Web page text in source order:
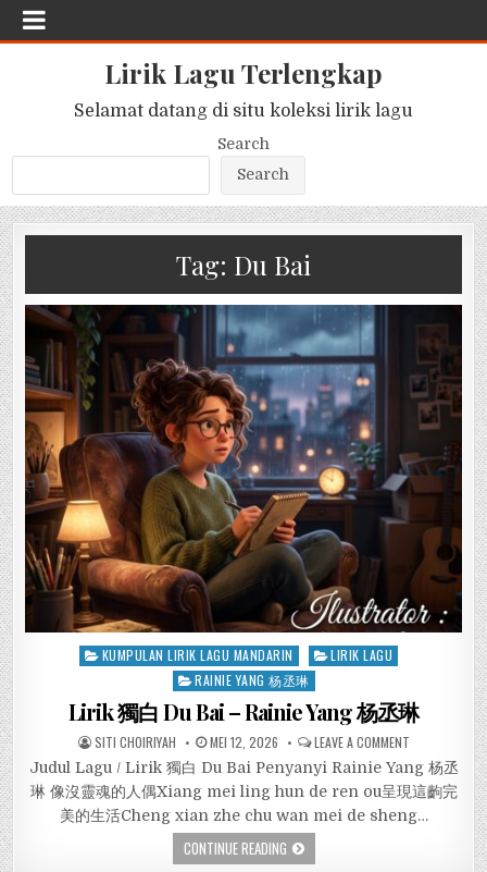
Lirik Lagu Terlengkap
Selamat datang di situ koleksi lirik lagu
Search
Search
Tag: Du Bai
Posted
KUMPULAN LIRIK LAGU MANDARIN
LIRIK LAGU
RAINIE YANG 杨丞琳
Lirik 獨白 Du Bai – Rainie Yang 杨丞琳
SITI CHOIRIYAH MEI 12, 2026 LEAVE A COMMENT
Judul Lagu / Lirik 獨白 Du Bai Penyanyi Rainie Yang 杨丞
琳 像沒靈魂的人偶Xiang mei ling hun de ren ou呈現這齣完
美的生活Cheng xian zhe chu wan mei de sheng…
CONTINUE READING